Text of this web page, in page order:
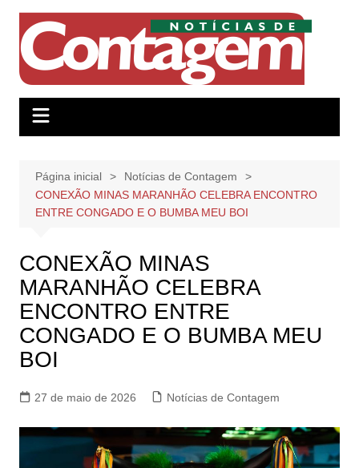
conteúdo
Página inicial
Notícias de Contagem
CONEXÃO MINAS MARANHÃO CELEBRA ENCONTRO
ENTRE CONGADO E O BUMBA MEU BOI
CONEXÃO MINAS
MARANHÃO CELEBRA
ENCONTRO ENTRE
CONGADO E O BUMBA MEU
BOI
27 de maio de 2026 Notícias de Contagem